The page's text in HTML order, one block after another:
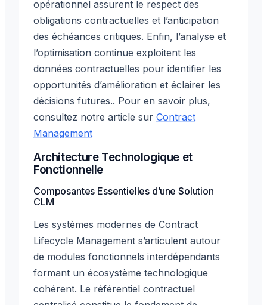
opérationnel assurent le respect des
obligations contractuelles et l’anticipation
des échéances critiques. Enfin, l’analyse et
l’optimisation continue exploitent les
données contractuelles pour identifier les
opportunités d’amélioration et éclairer les
décisions futures.. Pour en savoir plus,
consultez notre article sur Contract
Management
Architecture Technologique et
Fonctionnelle
Composantes Essentielles d’une Solution
CLM
Les systèmes modernes de Contract
Lifecycle Management s’articulent autour
de modules fonctionnels interdépendants
formant un écosystème technologique
cohérent. Le référentiel contractuel